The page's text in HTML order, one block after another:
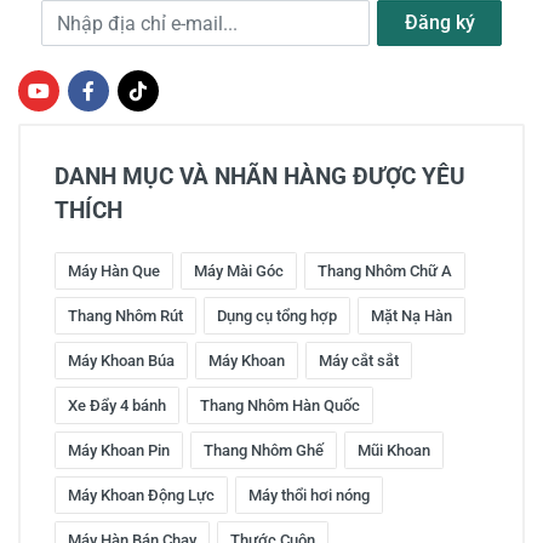
Địa chỉ e-mail Đăng ký
DANH MỤC VÀ NHÃN HÀNG ĐƯỢC YÊU
THÍCH
Máy Hàn Que Máy Mài Góc Thang Nhôm Chữ A
Thang Nhôm Rút Dụng cụ tổng hợp Mặt Nạ Hàn
Máy Khoan Búa Máy Khoan Máy cắt sắt
Xe Đẩy 4 bánh Thang Nhôm Hàn Quốc
Máy Khoan Pin Thang Nhôm Ghế Mũi Khoan
Máy Khoan Động Lực Máy thổi hơi nóng